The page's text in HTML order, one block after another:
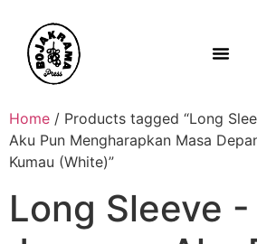
Home / Products tagged “Long
Aku Pun Mengharapkan Masa
Kumau (White)”
Long Sleeve